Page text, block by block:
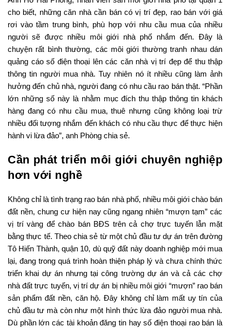
cho biết, những căn nhà cần bán có vị trí đẹp, rao bán với giá
rơi vào tầm trung bình, phù hợp với nhu cầu mua của nhiều
người sẽ được nhiều môi giới nhà phố nhắm đến. Đây là
chuyện rất bình thường, các môi giới thường tranh nhau dán
quảng cáo số điện thoại lên các căn nhà vị trí đẹp để thu thập
thông tin người mua nhà. Tuy nhiên nó ít nhiều cũng làm ảnh
hưởng đến chủ nhà, người đang có nhu cầu rao bán thật. “Phần
lớn những số này là nhằm mục đích thu thập thông tin khách
hàng đang có nhu cầu mua, thuê nhưng cũng không loại trừ
nhiều đối tượng nhắm đến khách có nhu cầu thực để thực hiện
hành vi lừa đảo”, anh Phòng chia sẻ.
Cần phát triển môi giới chuyên nghiệp
hơn với nghề
Không chỉ là tình trạng rao bán nhà phố, nhiều môi giới chào bán
đất nền, chung cư hiện nay cũng ngang nhiên “mượn tạm” các
vị trí vàng để chào bán BĐS trên cả chợ trực tuyến lẫn mặt
bằng thực tế. Theo chia sẻ từ một chủ đầu tư dự án trên đường
Tô Hiến Thành, quận 10, dù quỹ đất này doanh nghiệp mới mua
lại, đang trong quá trình hoàn thiện pháp lý và chưa chính thức
triển khai dự án nhưng tại công trường dự án và cả các chợ
nhà đất trực tuyến, vị trí dự án bị nhiều môi giới “mượn” rao bán
sản phẩm đất nền, căn hộ. Đây không chỉ làm mất uy tín của
chủ đầu tư mà còn như một hình thức lừa đảo người mua nhà.
Dù phần lớn các tài khoản đăng tin hay số điện thoại rao bán là